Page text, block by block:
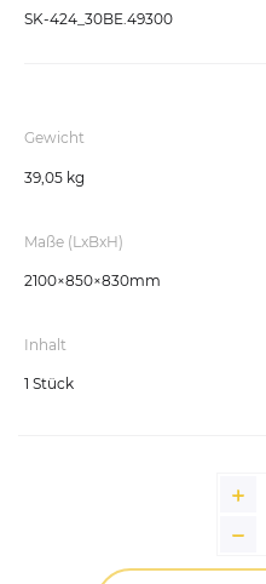
SK-424_30BE.49300
Gewicht
39,05 kg
Maße (LxBxH)
2100×850×830mm
Inhalt
1 Stück